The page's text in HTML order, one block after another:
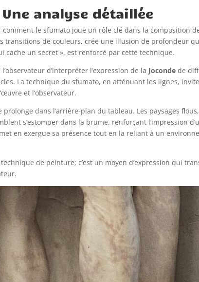
analyse détaillée
le sfumato joue un rôle clé dans la composition
transitions de couleurs, crée une illusion de profondeur
cache un secret », est renforcé par cette technique.
d’interpréter l’expression de la Joconde de
La technique du sfumato, en atténuant les lignes,
et l’observateur.
dans l’arrière-plan du tableau. Les paysages
s’estomper dans la brume, renforçant l’impression
en exergue sa présence tout en la reliant à un
de peinture; c’est un moyen d’expression qui